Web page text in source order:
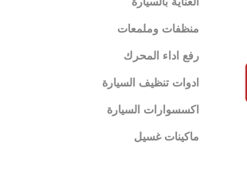
منظفات وملمعات
رفع اداء المحرك
ادوات تنظيف السيارة
اكسسوارات السيارة
ماكينات غسيل